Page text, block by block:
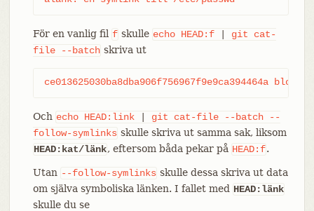
För en vanlig fil f skulle echo HEAD:f| git
cat-
file
--batch skriva ut
ce013625030ba8dba906f756967f9e9ca394464a blob 6
Och echo HEAD:link| git cat-file --batch
--
follow-symlinks skulle skriva ut samma sak, liksom
HEAD:kat/länk, eftersom båda pekar på HEAD:f.
Utan --follow-symlinks skulle dessa skriva ut data
om själva symboliska länken. I fallet med HEAD:länk
skulle du se